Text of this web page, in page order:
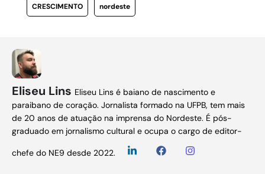
CRESCIMENTO nordeste
Eliseu Lins Eliseu Lins é baiano de nascimento e
paraibano de coração. Jornalista formado na UFPB, tem mais
de 20 anos de atuação na imprensa do Nordeste. É pós-
graduado em jornalismo cultural e ocupa o cargo de editor-
chefe do NE9 desde 2022.